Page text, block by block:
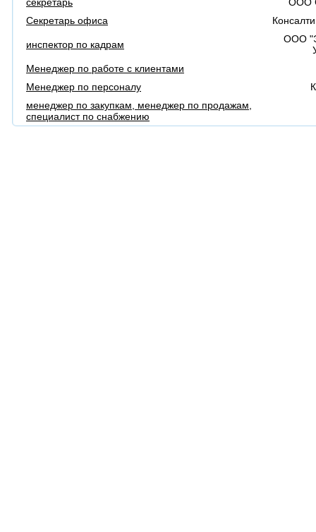
Секретарь офиса
инспектор по кадрам
ООО
Менеджер по работе с клиентами
Менеджер по персоналу
менеджер по закупкам, менеджер по продажам,
специалист по снабжению